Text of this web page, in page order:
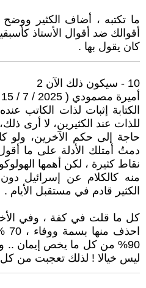
ما تكتبه ، أضاف الكثير
أقوالك ضد أقوال الأستاذ
كان يقول بها .
10 - سيكون ذلك الآن 2
أميرة مصمودي ( 2025 / 7 / 15 - 00:38 )
الكتابة إثبات لذات الكاتب
للذات عند الكثيرين، لا أرى
حاجة إلى حكم الآخرين، ولو
دمتُ أمتلك الأدلة على ما
نقاط كثيرة ، لكن أهمها
منه كالكلام عن إسرائيل
الكثير قادم في مستقبل الأيام .
كل ما قلت في كفة ، وفي
90% من كل ما يخص إيمان ..
ليس خيالا ! لذلك تعجبت من